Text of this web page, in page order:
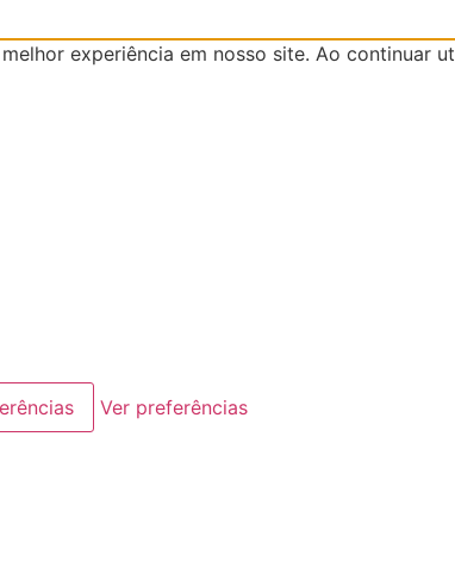
experiência em nosso site. Ao continuar
Ver preferências